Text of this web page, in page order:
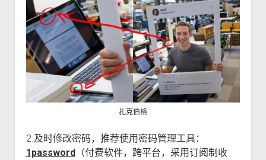
扎克伯格
2.及时修改密码，推荐使用密码管理工具：
1password （付费软件，跨平台，采用订阅制收